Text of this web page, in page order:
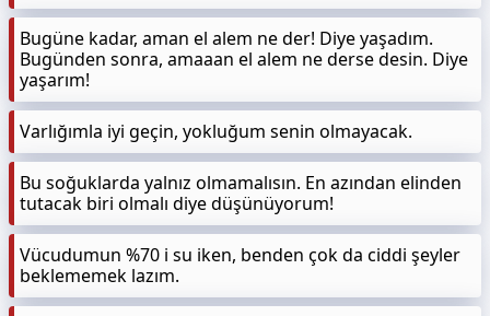
Bugüne kadar, aman el alem ne der! Diye yaşadım.
Bugünden sonra, amaaan el alem ne derse desin. Diye
yaşarım!
Varlığımla iyi geçin, yokluğum senin olmayacak.
Bu soğuklarda yalnız olmamalısın. En azından elinden
tutacak biri olmalı diye düşünüyorum!
Vücudumun %70 i su iken, benden çok da ciddi şeyler
beklememek lazım.